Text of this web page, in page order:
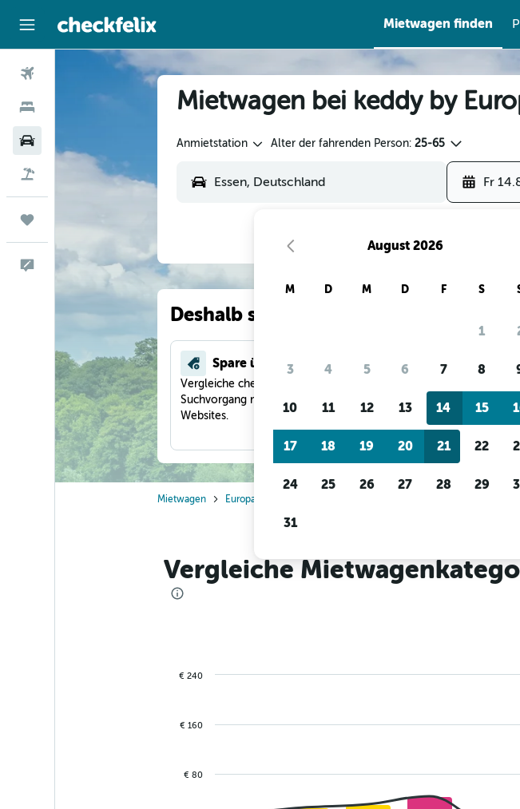
Mietwagen finden
Flug+Hotel
Feedback
Mietwagen bei keddy by
Anmietstation Alter der fahrenden Person: 25-65
Fr
Deshalb suchen unsere Nutzer mit
Spare über 40 %
Vergleiche checkfelix in einem
Suchvorgang mit anderen Reise-
Websites.
Preis-Tracking
Angebot?
Lass dich
benachrichtigen
, wenn
reduziert werden.
Mietwagen Europa
Vergleiche
€ 80
€ 160
€ 240
August 2026
M D M D F S
1
3 4 5 6 7 8
10 11 12 13 14 15
17 18 19 20 21 22
24 25 26 27 28 29
31